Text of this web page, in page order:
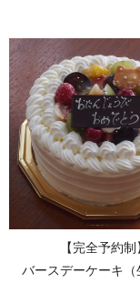
【完全予約制
バースデーケーキ（